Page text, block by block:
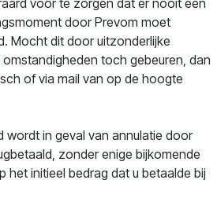
voor te zorgen dat er nooit een
door Prevom moet
Mocht dit door uitzonderlijke
toch gebeuren, dan
of via mail van op de hoogte
wordt in geval van annulatie door
zonder enige bijkomende
het initieel bedrag dat u betaalde bij